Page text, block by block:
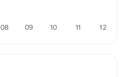
08 09 10 11 12